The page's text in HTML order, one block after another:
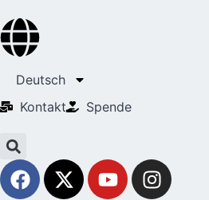
Deutsch
Kontakt
Spende